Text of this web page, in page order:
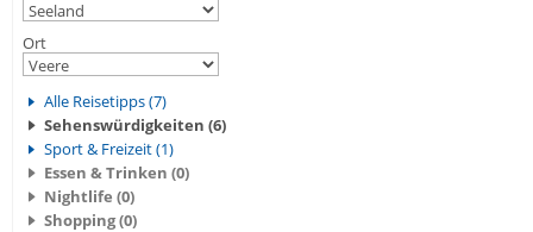
Ort
Alle Reisetipps (7)
Sehenswürdigkeiten (6)
Sport & Freizeit (1)
Essen & Trinken (0)
Nightlife (0)
Shopping (0)